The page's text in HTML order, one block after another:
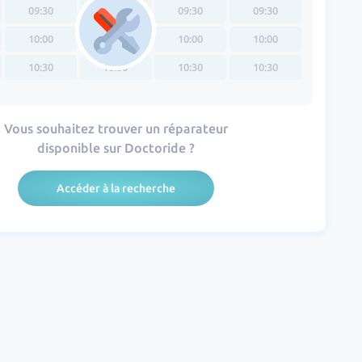
09:30
10:00
10:30
09:30
10:00
10:30
09:30
10:00
10:30
09:30
10:00
10:30
Vous souhaitez trouver un réparateur
disponible sur Doctoride ?
Accéder à la recherche